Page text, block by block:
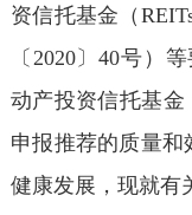
资信托基金（
〔2020〕40号）
动产投资信托基金
申报推荐的质量和
健康发展，现就有